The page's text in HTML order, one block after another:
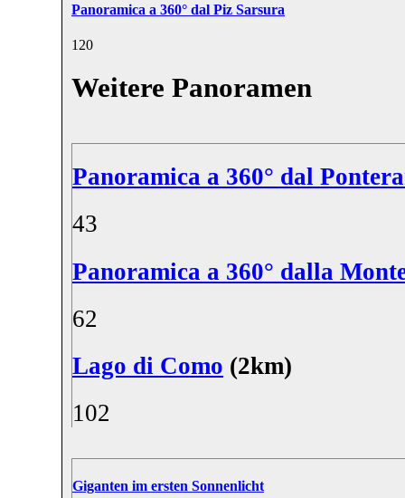
Panoramica a 360° dal Piz Sarsura
120
Weitere Panoramen
Panoramica a 360° dal
43
Panoramica a 360° dalla
62
Lago di Como (2km)
102
Giganten im ersten Sonnenlicht